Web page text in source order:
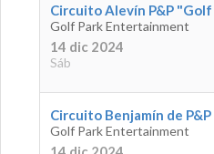
Circuito Alevín P&P "Golf
Golf Park Entertainment
14 dic 2024
Sáb
Circuito Benjamín de
Golf Park Entertainment